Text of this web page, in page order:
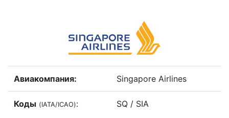
Авиакомпания: Singapore Airlines
Коды (IATA/ICAO): SQ / SIA